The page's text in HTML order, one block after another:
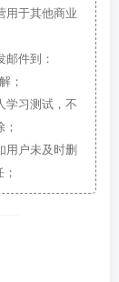
用于其他商业
件到：
；
学习测试，不
用户未及时删